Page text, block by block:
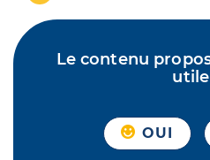
Le contenu
OUI